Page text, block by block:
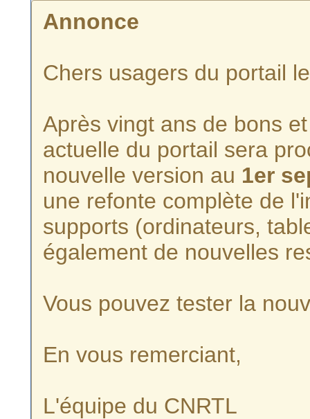
Annonce
Chers usagers du portail
Après vingt ans de bons
actuelle du portail sera
nouvelle version au 1er
une refonte complète de
supports (ordinateurs,
également de nouvelles
Vous pouvez tester la
En vous remerciant,
L'équipe du CNRTL